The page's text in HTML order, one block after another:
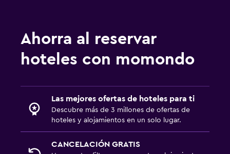
Ahorra al reservar
hoteles con momondo
Las mejores ofertas de hoteles para ti
Descubre más de 3 millones de ofertas de
hoteles y alojamientos en un solo lugar.
CANCELACIÓN GRATIS